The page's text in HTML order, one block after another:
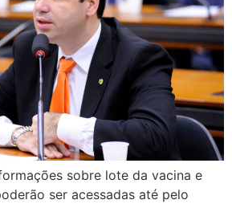
sobre lote da vacina e
ser acessadas até pelo